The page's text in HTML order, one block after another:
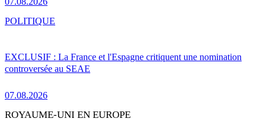
EXCLUSIF : La France et l'Espagne critiquent une nomination
controversée au SEAE
07.08.2026
POLITIQUE
ROYAUME-UNI EN EUROPE